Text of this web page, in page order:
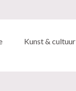
Kunst & cultuur